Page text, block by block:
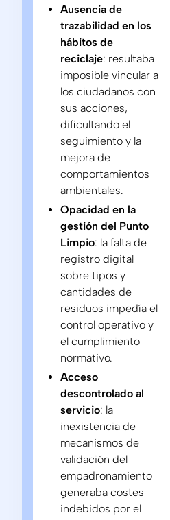
Ausencia de
trazabilidad en los
hábitos de
reciclaje: resultaba
imposible vincular a
los ciudadanos con
sus acciones,
dificultando el
seguimiento y la
mejora de
comportamientos
ambientales.
Opacidad en la
gestión del Punto
Limpio: la falta de
registro digital
sobre tipos y
cantidades de
residuos impedía el
control operativo y
el cumplimiento
normativo.
Acceso
descontrolado al
servicio: la
inexistencia de
mecanismos de
validación del
empadronamiento
generaba costes
indebidos por el